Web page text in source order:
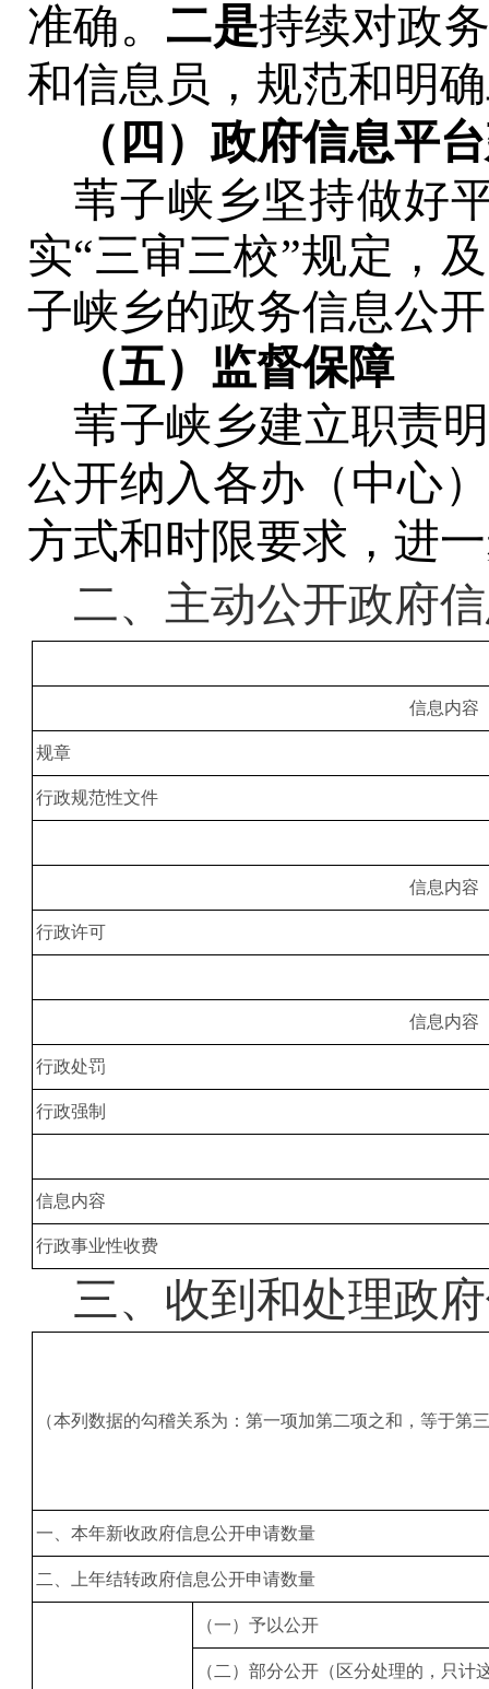
准确。 二是持续对政
和信息员，规范和明
（四）政府信息平
苇子峡乡坚持做好
实“三审三校”规定，
子峡乡的政务信息公
（五）监督保障
苇子峡乡建立职责
公开纳入各办（中心
方式和时限要求，进
二、 主动公开政府
信息内容
规章
行政规范性文件
信息内容
行政许可
信息内容
行政处罚
行政强制
信息内容
行政事业性收费
三、 收到和处理政
（本列数据的勾稽关系为：第一项加第二项之和，等于第
一、本年新收政府信息公开申请数量
二、上年结转政府信息公开申请数量
（一）予以公开
（二）部分公开（区分处理的，只计